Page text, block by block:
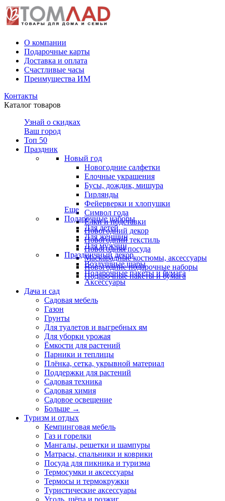
О компании
Подарочные карты
Доставка и оплата
Счастливые часы
Преимущества ИМ
Контакты
Каталог товаров
Узнай о скидках
Ваш город
Топ 50
Праздник
Новый год
Новогодние салфетки
Елочные украшения
Бусы, дождик, мишура
Гирлянды
Фейерверки и хлопушки
Символ года
Ёлки и подставки
Новогодний декор
Новогодний текстиль
Новогодняя посуда
Маскарадные костюмы, аксессуары
Новогодние подарочные наборы
Подарочные пакеты и бумага
Еще
Подарочные наборы
Для детей
Для женщин
Для мужчин
Праздничный декор
Воздушные шары
Подарочные пакеты и бумага
Аксессуары
Дача и сад
Садовая мебель
Газон
Грунты
Для туалетов и выгребных ям
Для уборки урожая
Ёмкости для растений
Парники и теплицы
Плёнка, сетка, укрывной материал
Поддержки для растений
Садовая техника
Садовая химия
Садовое освещение
Больше →
Туризм и отдых
Кемпинговая мебель
Газ и горелки
Мангалы, решетки и шампуры
Матрасы, cпальники и коврики
Посуда для пикника и туризма
Термосумки и аксессуары
Термосы и термокружки
Туристические аксессуары
Уголь, щёпа и розжиг